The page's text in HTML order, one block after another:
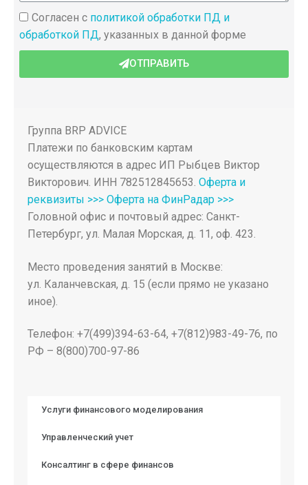
Согласен с политикой обработки ПД и
обработкой ПД, указанных в данной форме
ОТПРАВИТЬ
Группа BRP ADVICE
Платежи по банковским картам
осуществляются в адрес ИП Рыбцев Виктор
Викторович. ИНН 782512845653. Оферта и
реквизиты >>> Оферта на ФинРадар >>>
Головной офис и почтовый адрес: Санкт-
Петербург, ул. Малая Морская, д. 11, оф. 423.
Место проведения занятий в Москве:
ул. Каланчевская, д. 15 (если прямо не указано
иное).
Телефон: +7(499)394-63-64, +7(812)983-49-76, по
РФ – 8(800)700-97-86
Услуги финансового моделирования
Управленческий учет
Консалтинг в сфере финансов